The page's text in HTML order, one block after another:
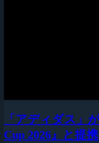
「アディダス」
Cup 2026』と提